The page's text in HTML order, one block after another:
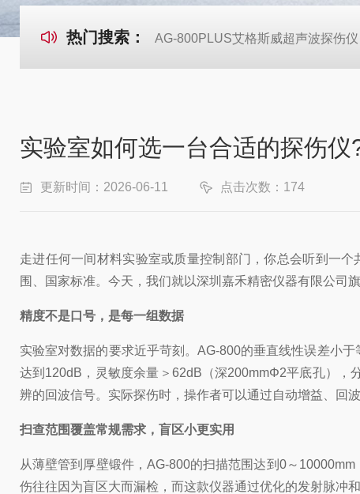
热门搜索： AG-800PLUS艾格斯威超声波探伤仪
实验室如何选一台合适的探伤仪
更新时间：2026-06-11 点击次数：174
走进任何一间材料实验室或质量控制部门，你总会听到一
围、国家标准。今天，我们就以深圳嘉禾精密仪器有限公司
精度不是口号，是每一组数据
实验室对数据的要求近乎苛刻。AG-800的垂直线性误差小
达到120dB，灵敏度余量＞62dB（深200mmΦ2平底孔），
辨的回波信号。实际探伤时，操作者可以通过自动增益、回
扫查范围覆盖常规需求，盲区小更实用
从薄壁管到厚壁锻件，AG-800的扫描范围达到0～
伤往往因为盲区大而漏检，而这款仪器通过优化的发射脉冲